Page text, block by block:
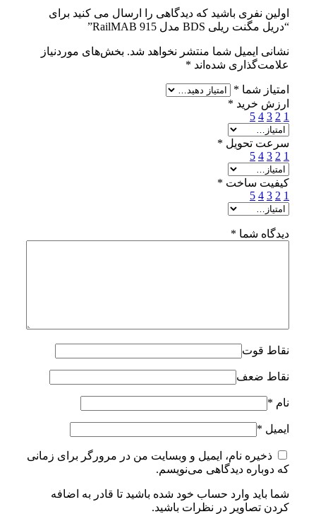
اولین نفری باشید که دیدگاهی را ارسال می کنید برای
“دریل مگنت ریلی BDS مدل RailMAB 915”
نشانی ایمیل شما منتشر نخواهد شد. بخش‌های موردنیاز
علامت‌گذاری شده‌اند *
امتیاز شما *
ارزش خرید *
1
2
3
4
5
سرعت تحویل *
1
2
3
4
5
کیفیت ساخت *
1
2
3
4
5
دیدگاه شما *
نقاط قوت
نقاط ضعف
نام *
ایمیل *
ذخیره نام، ایمیل و وبسایت من در مرورگر برای زمانی
که دوباره دیدگاهی می‌نویسم.
شما باید وارد حساب خود شده باشید تا قادر به اضافه
کردن تصاویر در نظرات باشید.